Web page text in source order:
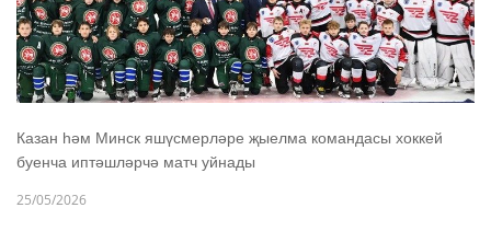
Казан һәм Минск яшүсмерләре җыелма командасы хоккей
буенча иптәшләрчә матч уйнады
25/05/2026